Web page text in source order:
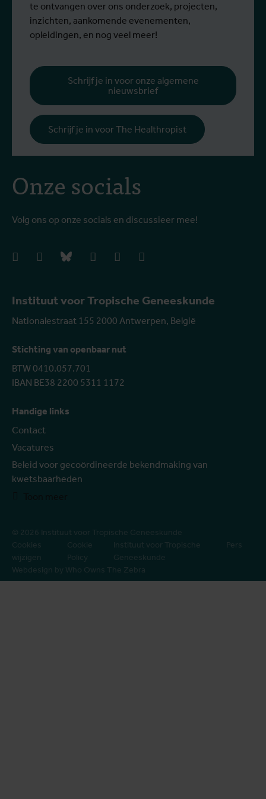
Instituut voor Tropische Geneeskunde
Nationalestraat 155 2000 Antwerpen, België
Stichting van openbaar nut
BTW 0410.057.701
IBAN BE38 2200 5311 1172
Handige links
Contact
Vacatures
Beleid voor gecoördineerde bekendmaking van
kwetsbaarheden
Onze socials
Volg ons op onze socials en discussieer mee!
instagrambluesky
te ontvangen over ons onderzoek, projecten,
inzichten, aankomende evenementen,
opleidingen, en nog veel meer!
Schrijf je in voor onze algemene
nieuwsbrief
Schrijf je in voor The Healthropist
© 2026 Instituut voor Tropische Geneeskunde
Cookies
wijzigen
Cookie
Policy
Instituut voor Tropische
Geneeskunde
Pers
Webdesign by Who Owns The Zebra